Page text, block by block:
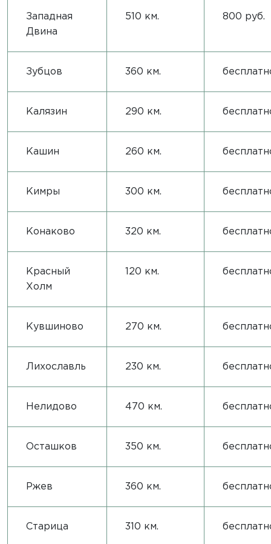
Западная
Двина
510 км. 800 руб.
Зубцов 360 км.
Калязин 290 км.
Кашин 260 км.
Кимры 300 км.
Конаково 320 км.
Красный
Холм
120 км.
Кувшиново 270 км.
Лихославль 230 км.
Нелидово 470 км.
Осташков 350 км.
Ржев 360 км.
Старица 310 км.